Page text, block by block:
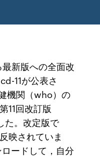
新版への全面改
11が公表さ
機関（who）の
11回改訂版
た。改定版で
映されていま
ードして，自分